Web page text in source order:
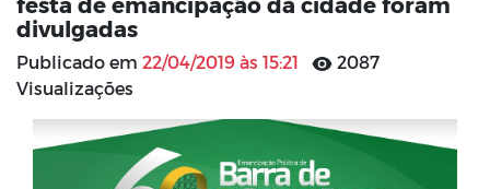
divulgadas
Publicado em 22/04/2019 às 15:21
2087
Visualizações